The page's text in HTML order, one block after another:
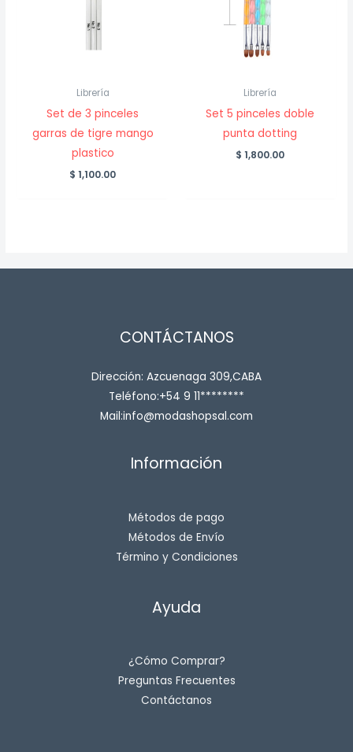
Librería
Set de 3 pinceles
garras de tigre mango
plastico
$ 1,100.00
Librería
Set 5 pinceles doble
punta dotting
$ 1,800.00
CONTÁCTANOS
Dirección: Azcuenaga 309,CABA
Teléfono:+54 9 11********
Mail:info@modashopsal.com
Información
Métodos de pago
Métodos de Envío
Término y Condiciones
Ayuda
¿Cómo Comprar?
Preguntas Frecuentes
Contáctanos